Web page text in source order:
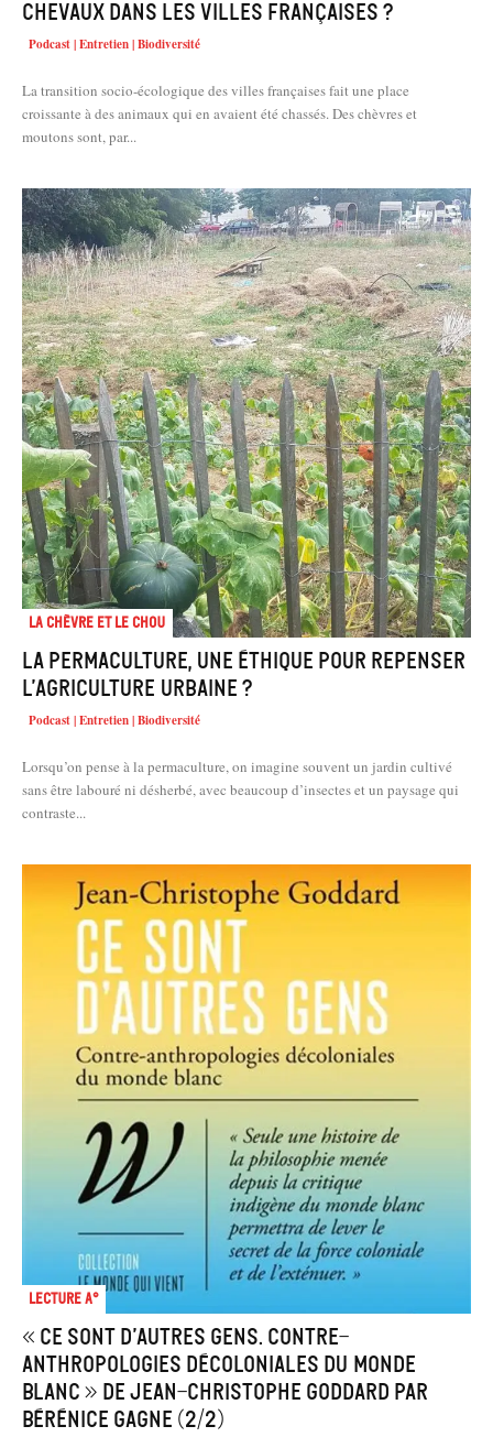
chevaux dans les villes françaises ?
Podcast | Entretien | Biodiversité
La transition socio-écologique des villes françaises fait une place
croissante à des animaux qui en avaient été chassés. Des chèvres et
moutons sont, par...
La chèvre et le chou
La permaculture, une éthique pour repenser
l’agriculture urbaine ?
Podcast | Entretien | Biodiversité
Lorsqu’on pense à la permaculture, on imagine souvent un jardin cultivé
sans être labouré ni désherbé, avec beaucoup d’insectes et un paysage qui
contraste...
Lecture A°
« Ce sont d’autres gens. Contre-
anthropologies décoloniales du monde
blanc » de Jean-Christophe Goddard par
Bérénice Gagne (2/2)